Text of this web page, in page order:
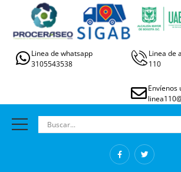
Linea de whatsapp
3105543538
Linea de
110
Envíenos